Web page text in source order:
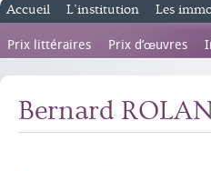
Accueil L’institution Les
Prix littéraires Prix d’œuvres
Bernard